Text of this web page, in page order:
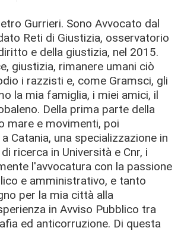
Gurrieri. Sono Avvocato dal
Reti di Giustizia, osservatorio
e della giustizia, nel 2015.
giustizia, rimanere umani ciò
i razzisti e, come Gramsci, gli
la mia famiglia, i miei amici, il
Della prima parte della
mare e movimenti, poi
Catania, una specializzazione in
ricerca in Università e Cnr, i
l'avvocatura con la passione
e amministrativo, e tanto
per la mia città alla
in Avviso Pubblico tra
ed anticorruzione. Di questa